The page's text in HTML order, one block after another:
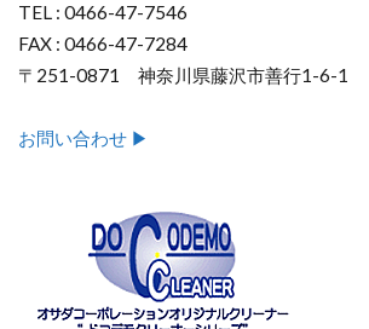
TEL : 0466-47-7546
FAX : 0466-47-7284
〒251-0871 神奈川県藤沢市善行1-6-1
お問い合わせ ▶︎